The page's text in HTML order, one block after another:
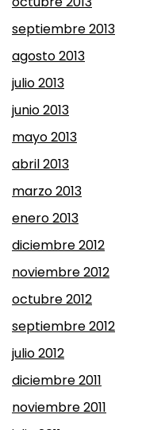
septiembre 2013
agosto 2013
julio 2013
junio 2013
mayo 2013
abril 2013
marzo 2013
enero 2013
diciembre 2012
noviembre 2012
octubre 2012
septiembre 2012
julio 2012
diciembre 2011
noviembre 2011